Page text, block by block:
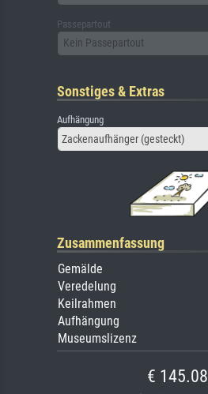
Passepartout
Kein Passepartout
Sonstiges & Extras
Aufhängung
Zackenaufhänger (gesteckt)
Zusammenfassung
Gemälde
Veredelung
Keilrahmen
Aufhängung
Museumslizenz
€ 145.08